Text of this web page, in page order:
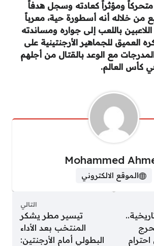
ومؤثراً كعادته وسجل هدفاً
من خلاله أنه أسطورة حية، معرباً
باللعب إلى جواره ومساندته
العميق للجماهير الأرجنتينية على
مع الوعد بالقتال من أجلهم
كأس العالم.
Mohammed
الموقع الالكتروني
احترام
التالي
تيسير مطر يشكر
المنتخب بعد الأداء
البطولي أمام الأرجنتين: